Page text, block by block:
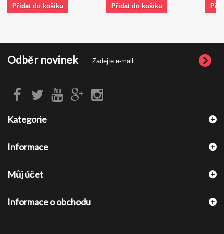
Přidat do košíku Přidat do košíku
Odběr novinek
Kategorie
Informace
Můj účet
Informace o obchodu